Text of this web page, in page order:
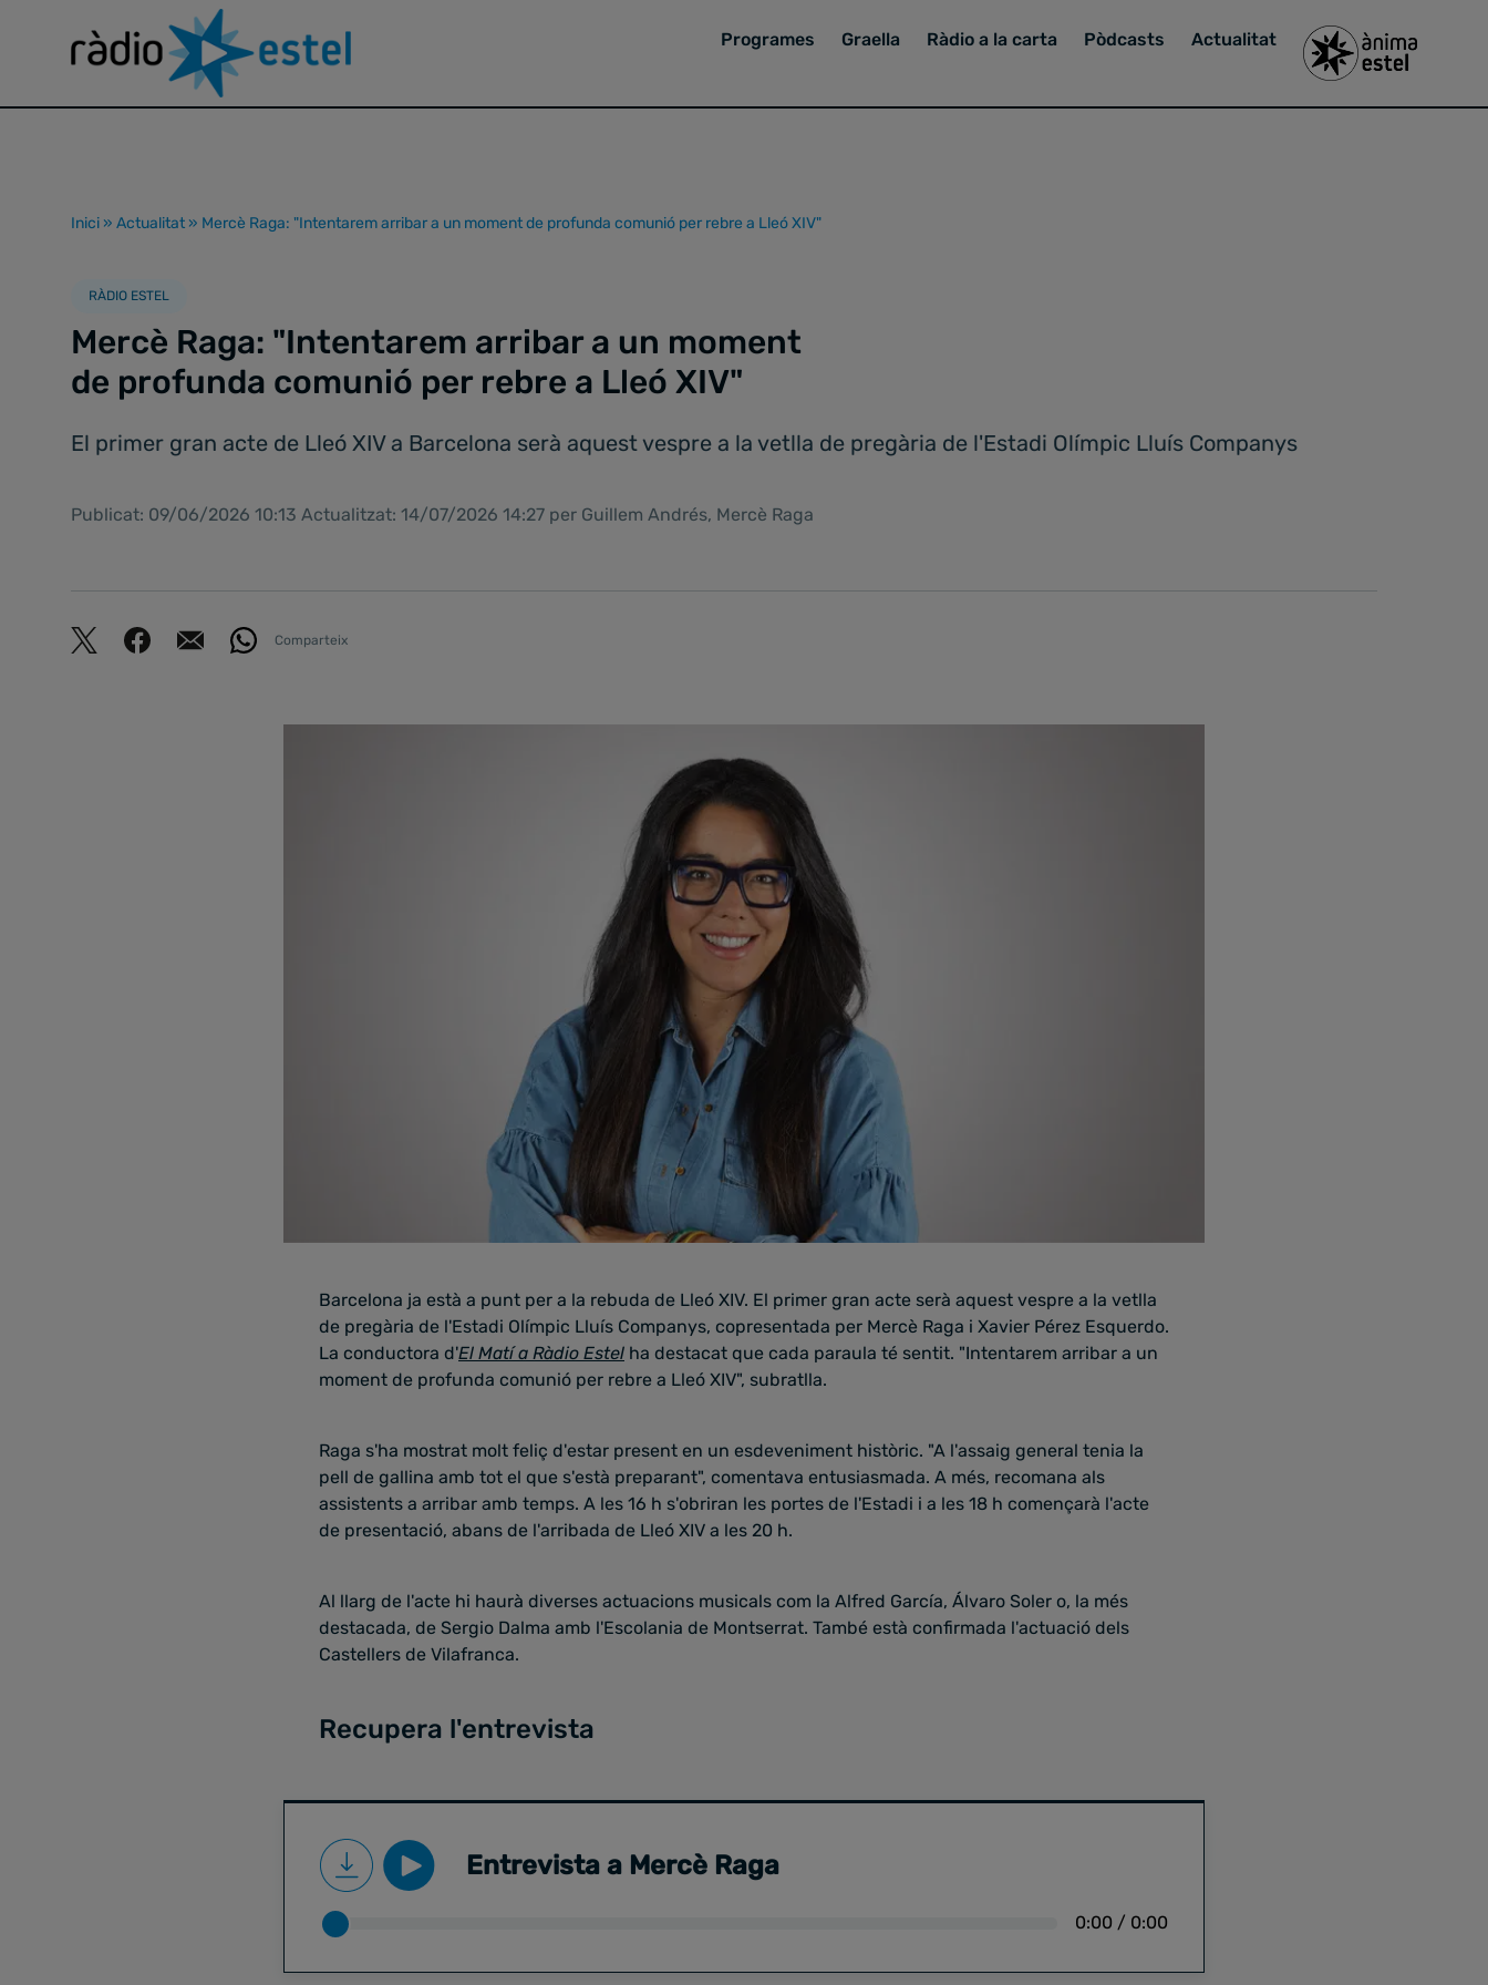
Programes Graella Ràdio a la carta Pòdcasts Actualitat
Inici » Actualitat » Mercè Raga: "Intentarem arribar a un moment de profunda comunió per rebre a Lleó XIV"
RÀDIO ESTEL
Mercè Raga: "Intentarem arribar a un moment
de profunda comunió per rebre a Lleó XIV"
El primer gran acte de Lleó XIV a Barcelona serà aquest vespre a la vetlla de pregària de l'Estadi Olímpic Lluís Companys
Publicat: 09/06/2026 10:13 Actualitzat: 14/07/2026 14:27 per Guillem Andrés, Mercè Raga
Comparteix
Barcelona ja està a punt per a la rebuda de Lleó XIV. El primer gran acte serà aquest vespre a la vetlla
de pregària de l'Estadi Olímpic Lluís Companys, copresentada per Mercè Raga i Xavier Pérez Esquerdo.
La conductora d'El Matí a Ràdio Estel ha destacat que cada paraula té sentit. "Intentarem arribar a un
moment de profunda comunió per rebre a Lleó XIV", subratlla.
Raga s'ha mostrat molt feliç d'estar present en un esdeveniment històric. "A l'assaig general tenia la
pell de gallina amb tot el que s'està preparant", comentava entusiasmada. A més, recomana als
assistents a arribar amb temps. A les 16 h s'obriran les portes de l'Estadi i a les 18 h començarà l'acte
de presentació, abans de l'arribada de Lleó XIV a les 20 h.
Al llarg de l'acte hi haurà diverses actuacions musicals com la Alfred García, Álvaro Soler o, la més
destacada, de Sergio Dalma amb l'Escolania de Montserrat. També està confirmada l'actuació dels
Castellers de Vilafranca.
Recupera l'entrevista
Entrevista a Mercè Raga
0:00 / 0:00